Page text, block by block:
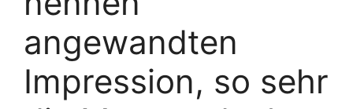
angewandten
Impression, so sehr